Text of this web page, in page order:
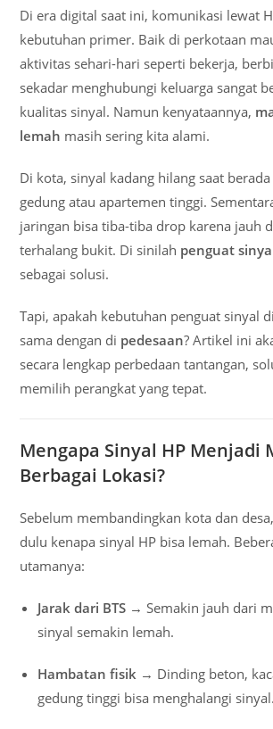
Di era digital saat ini, komunikasi lewat
kebutuhan primer. Baik di perkotaan
aktivitas sehari-hari seperti bekerja,
sekadar menghubungi keluarga sangat
kualitas sinyal. Namun kenyataannya,
lemah masih sering kita alami.
Di kota, sinyal kadang hilang saat
gedung atau apartemen tinggi.
jaringan bisa tiba-tiba drop karena jauh
terhalang bukit. Di sinilah penguat
sebagai solusi.
Tapi, apakah kebutuhan penguat sinyal di
sama dengan di pedesaan? Artikel ini
secara lengkap perbedaan tantangan,
memilih perangkat yang tepat.
Mengapa Sinyal HP Menjadi
Berbagai Lokasi?
Sebelum membandingkan kota dan
dulu kenapa sinyal HP bisa lemah.
utamanya:
Jarak dari BTS → Semakin jauh dari
sinyal semakin lemah.
Hambatan fisik → Dinding beton,
gedung tinggi bisa menghalangi sinyal.